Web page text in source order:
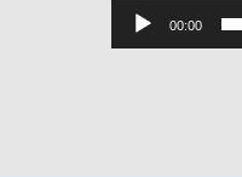
00:00